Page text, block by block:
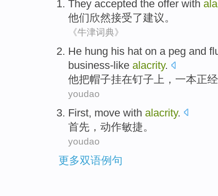
They accepted the offer with
他们欣然接受了建议。
《牛津词典》
He hung his hat on a peg and
business-like alacrity.
他把帽子挂在钉子上， 一本正经
youdao
First, move with alacrity.
首先 ， 动作敏捷。
youdao
更多双语例句